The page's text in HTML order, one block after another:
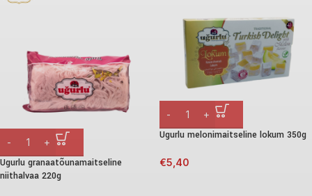
Ugurlu granaatõunamaitseline
niithalvaa 220g
Ugurlu melonimaitseline lokum 350g
€5,40